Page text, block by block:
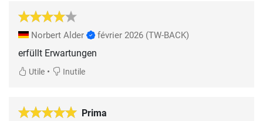
Norbert Alder février 2026 (TW-BACK)
erfüllt Erwartungen
Utile • Inutile
Prima